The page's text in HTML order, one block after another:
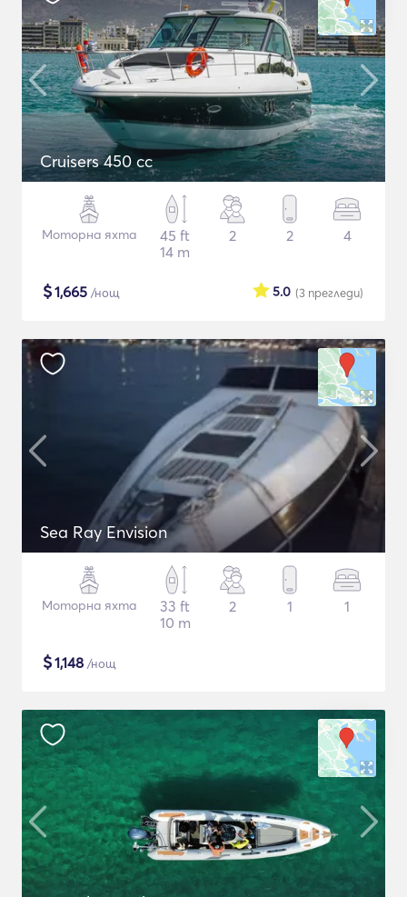
Cruisers 450 cc
Моторна яхта
45 ft
14 m
2 2 4
$1,665 /нощ (3 прегледи)
5.0
Sea Ray Envision
Моторна яхта
33 ft
10 m
2 1 1
$1,148 /нощ